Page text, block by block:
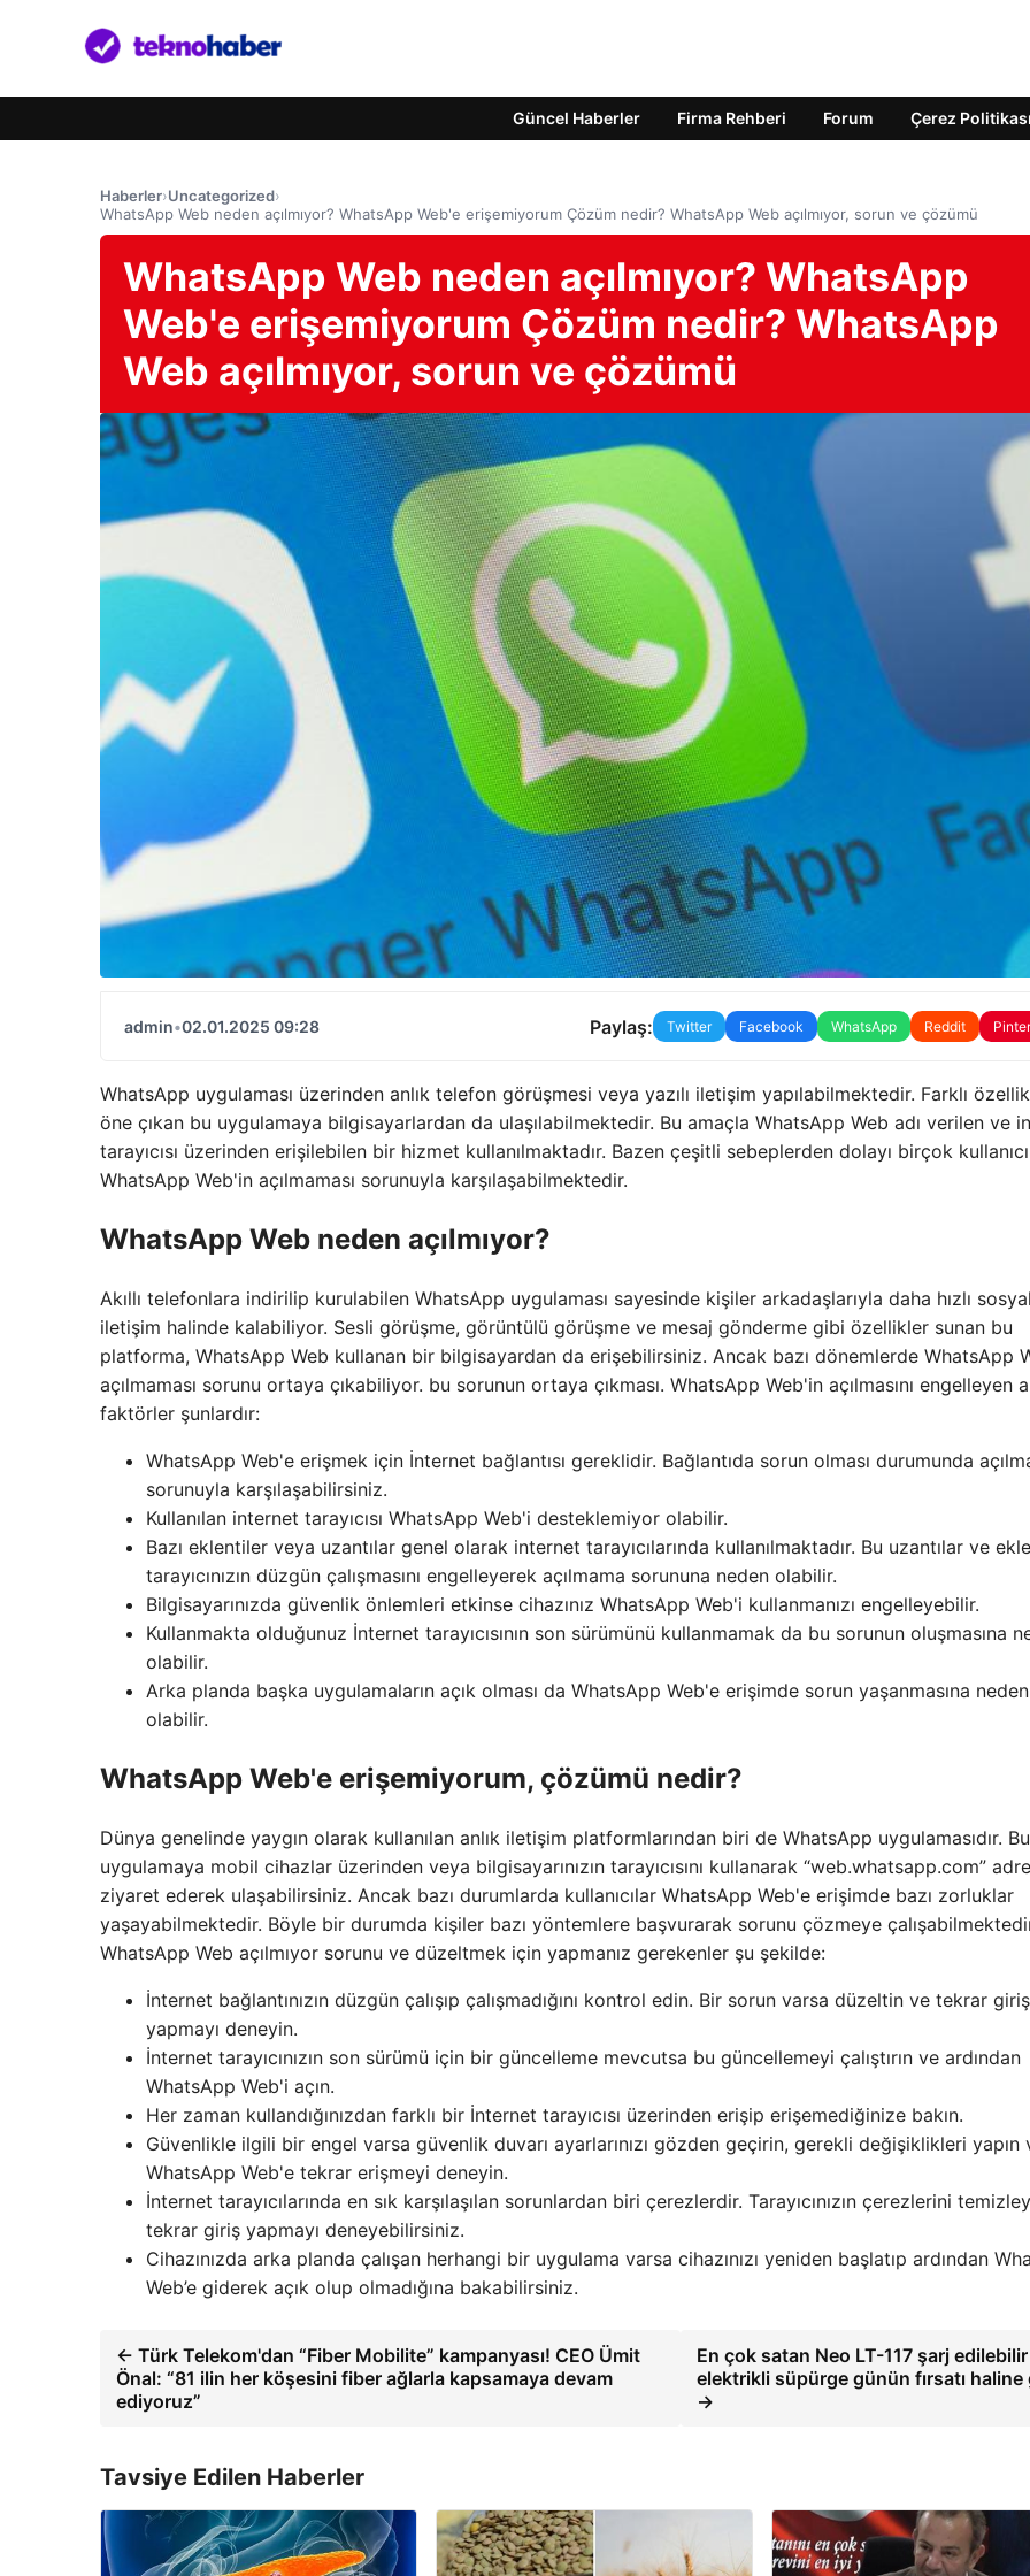
Güncel Haberler Firma Rehberi Forum Çerez Politikası
Haberler›Uncategorized›
WhatsApp Web neden açılmıyor? WhatsApp Web'e erişemiyorum Çözüm nedir? WhatsApp Web açılmıyor, sorun ve çözümü
WhatsApp Web neden açılmıyor? WhatsApp
Web'e erişemiyorum Çözüm nedir? WhatsApp
Web açılmıyor, sorun ve çözümü
admin•02.01.2025 09:28 Paylaş: Twitter Facebook WhatsApp Reddit
WhatsApp uygulaması üzerinden anlık telefon görüşmesi veya yazılı iletişim yapılabilmektedir. Farklı
öne çıkan bu uygulamaya bilgisayarlardan da ulaşılabilmektedir. Bu amaçla WhatsApp Web adı verilen ve
tarayıcısı üzerinden erişilebilen bir hizmet kullanılmaktadır. Bazen çeşitli sebeplerden dolayı birçok kullanıcı
WhatsApp Web'in açılmaması sorunuyla karşılaşabilmektedir.
WhatsApp Web neden açılmıyor?
Akıllı telefonlara indirilip kurulabilen WhatsApp uygulaması sayesinde kişiler arkadaşlarıyla daha hızlı
iletişim halinde kalabiliyor. Sesli görüşme, görüntülü görüşme ve mesaj gönderme gibi özellikler sunan bu
platforma, WhatsApp Web kullanan bir bilgisayardan da erişebilirsiniz. Ancak bazı dönemlerde WhatsApp
açılmaması sorunu ortaya çıkabiliyor. bu sorunun ortaya çıkması. WhatsApp Web'in açılmasını engelleyen
faktörler şunlardır:
WhatsApp Web'e erişmek için İnternet bağlantısı gereklidir. Bağlantıda sorun olması durumunda
sorunuyla karşılaşabilirsiniz.
Kullanılan internet tarayıcısı WhatsApp Web'i desteklemiyor olabilir.
Bazı eklentiler veya uzantılar genel olarak internet tarayıcılarında kullanılmaktadır. Bu uzantılar ve
tarayıcınızın düzgün çalışmasını engelleyerek açılmama sorununa neden olabilir.
Bilgisayarınızda güvenlik önlemleri etkinse cihazınız WhatsApp Web'i kullanmanızı engelleyebilir.
Kullanmakta olduğunuz İnternet tarayıcısının son sürümünü kullanmamak da bu sorunun oluşmasına
olabilir.
Arka planda başka uygulamaların açık olması da WhatsApp Web'e erişimde sorun yaşanmasına neden
olabilir.
WhatsApp Web'e erişemiyorum, çözümü nedir?
Dünya genelinde yaygın olarak kullanılan anlık iletişim platformlarından biri de WhatsApp uygulamasıdır. Bu
uygulamaya mobil cihazlar üzerinden veya bilgisayarınızın tarayıcısını kullanarak “web.whatsapp.com”
ziyaret ederek ulaşabilirsiniz. Ancak bazı durumlarda kullanıcılar WhatsApp Web'e erişimde bazı zorluklar
yaşayabilmektedir. Böyle bir durumda kişiler bazı yöntemlere başvurarak sorunu çözmeye
WhatsApp Web açılmıyor sorunu ve düzeltmek için yapmanız gerekenler şu şekilde:
İnternet bağlantınızın düzgün çalışıp çalışmadığını kontrol edin. Bir sorun varsa düzeltin ve tekrar giriş
yapmayı deneyin.
İnternet tarayıcınızın son sürümü için bir güncelleme mevcutsa bu güncellemeyi çalıştırın ve ardından
WhatsApp Web'i açın.
Her zaman kullandığınızdan farklı bir İnternet tarayıcısı üzerinden erişip erişemediğinize bakın.
Güvenlikle ilgili bir engel varsa güvenlik duvarı ayarlarınızı gözden geçirin, gerekli değişiklikleri yapın
WhatsApp Web'e tekrar erişmeyi deneyin.
İnternet tarayıcılarında en sık karşılaşılan sorunlardan biri çerezlerdir. Tarayıcınızın çerezlerini
tekrar giriş yapmayı deneyebilirsiniz.
Cihazınızda arka planda çalışan herhangi bir uygulama varsa cihazınızı yeniden başlatıp ardından
Web’e giderek açık olup olmadığına bakabilirsiniz.
← Türk Telekom'dan “Fiber Mobilite” kampanyası! CEO Ümit
Önal: “81 ilin her köşesini fiber ağlarla kapsamaya devam
ediyoruz”
En çok satan Neo LT-117 şarj
elektrikli süpürge günün fırsatı haline
→
Tavsiye Edilen Haberler